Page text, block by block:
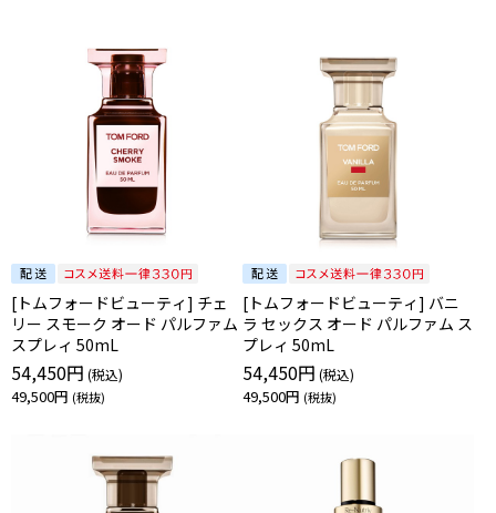
[トムフォードビューティ] チェ
リー スモーク オード パルファム
スプレィ 50mL
54,450円
49,500円
[トムフォードビューティ] バニ
ラ セックス オード パルファム ス
プレィ 50mL
54,450円
49,500円